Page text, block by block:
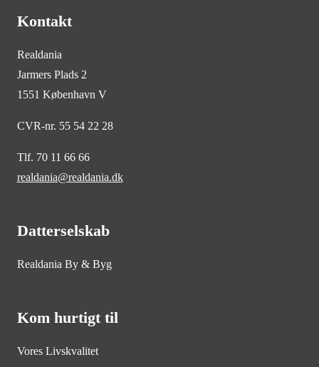
Kontakt
Realdania
Jarmers Plads 2
1551 København V
CVR-nr. 55 54 22 28
Tlf. 70 11 66 66
realdania@realdania.dk
Datterselskab
Realdania By & Byg
Kom hurtigt til
Vores Livskvalitet